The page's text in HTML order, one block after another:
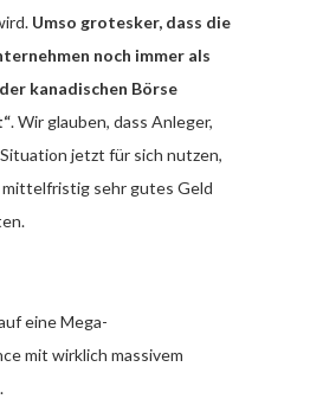
Umso grotesker, dass die
noch immer als
kanadischen Börse
. Wir glauben, dass Anleger,
jetzt für sich nutzen,
sehr gutes Geld
eine Mega-
mit wirklich massivem